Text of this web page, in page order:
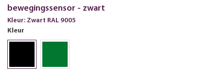
bewegingssensor - zwart
Kleur: Zwart RAL 9005
Kleur